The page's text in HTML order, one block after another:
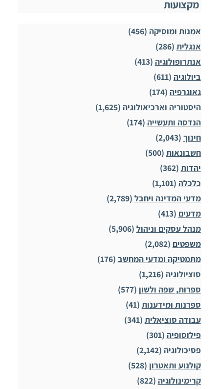
מקצועות
אמנות ומוסיקה (456)
אנגלית (286)
אנתרופולוגיה (413)
ביולוגיה (611)
גאוגרפיה (174)
היסטוריה וארכיאולוגיה (1,625)
הנדסה ותעשייה (174)
חינוך (2,043)
חשבונאות (500)
יהדות (362)
כלכלה (1,101)
מדעי המדינה ויחבל (2,789)
מדעים (413)
מנהל עסקים וניהול (5,906)
משפטים (2,082)
מתמטיקה ומדעי המחשב (176)
סוציולוגיה (1,216)
ספרות, שפה ולשון (577)
ספרנות ומידענות (41)
עבודה סוציאלית (341)
פילוסופיה (301)
פסיכולוגיה (2,142)
קולנוע ותאטרון (528)
קרימינולוגיה (822)